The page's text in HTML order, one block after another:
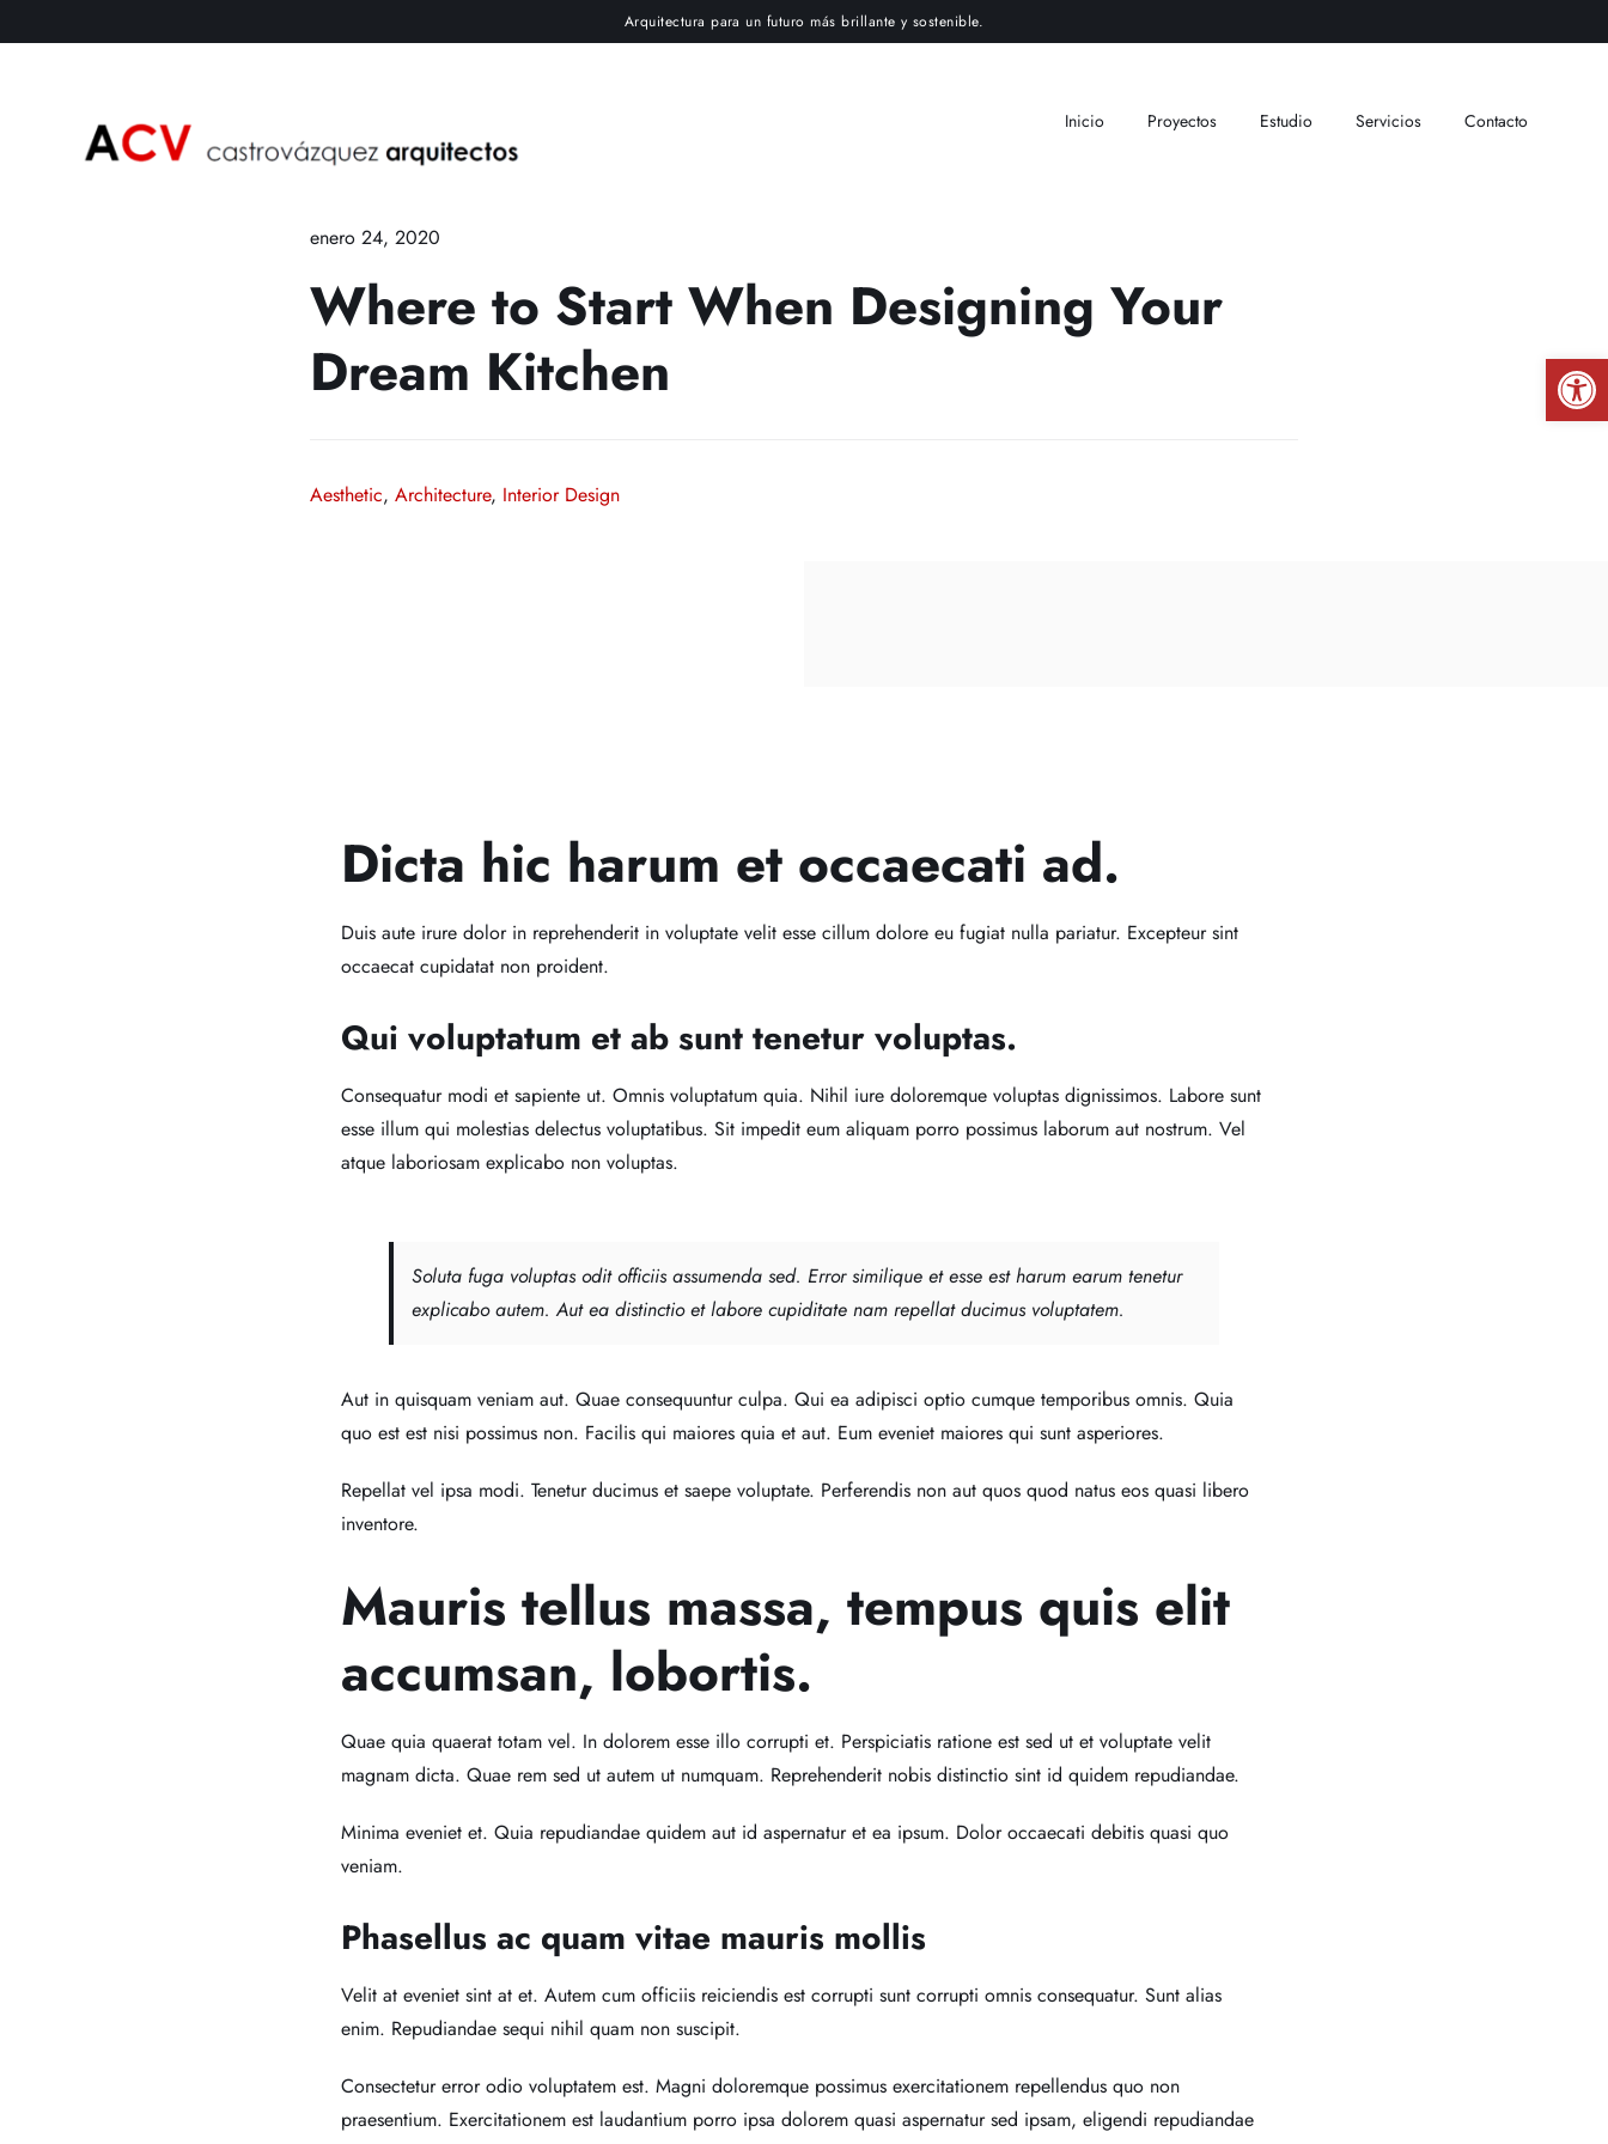
Abrir
to
Arquitectura para un futuro más brillante y sostenible.
Inicio Proyectos Estudio Servicios Contacto
enero 24, 2020
Where to Start When Designing Your
Dream Kitchen
Aesthetic,Architecture, Interior Design
Dicta hic harum et occaecati ad.
Duis aute irure dolor in reprehenderit in voluptate velit esse cillum dolore eu fugiat nulla pariatur. Excepteur sint
occaecat cupidatat non proident.
Qui voluptatum et ab sunt tenetur voluptas.
Consequatur modi et sapiente ut. Omnis voluptatum quia. Nihil iure doloremque voluptas dignissimos. Labore sunt
esse illum qui molestias delectus voluptatibus. Sit impedit eum aliquam porro possimus laborum aut nostrum. Vel
atque laboriosam explicabo non voluptas.
Soluta fuga voluptas odit officiis assumenda sed. Error similique et esse est harum earum tenetur
explicabo autem. Aut ea distinctio et labore cupiditate nam repellat ducimus voluptatem.
Aut in quisquam veniam aut. Quae consequuntur culpa. Qui ea adipisci optio cumque temporibus omnis. Quia
quo est est nisi possimus non. Facilis qui maiores quia et aut. Eum eveniet maiores qui sunt asperiores.
Repellat vel ipsa modi. Tenetur ducimus et saepe voluptate. Perferendis non aut quos quod natus eos quasi libero
inventore.
Mauris tellus massa, tempus quis elit
accumsan, lobortis.
Quae quia quaerat totam vel. In dolorem esse illo corrupti et. Perspiciatis ratione est sed ut et voluptate velit
magnam dicta. Quae rem sed ut autem ut numquam. Reprehenderit nobis distinctio sint id quidem repudiandae.
Minima eveniet et. Quia repudiandae quidem aut id aspernatur et ea ipsum. Dolor occaecati debitis quasi quo
veniam.
Phasellus ac quam vitae mauris mollis
Velit at eveniet sint at et. Autem cum officiis reiciendis est corrupti sunt corrupti omnis consequatur. Sunt alias
enim. Repudiandae sequi nihil quam non suscipit.
Consectetur error odio voluptatem est. Magni doloremque possimus exercitationem repellendus quo non
praesentium. Exercitationem est laudantium porro ipsa dolorem quasi aspernatur sed ipsam, eligendi repudiandae